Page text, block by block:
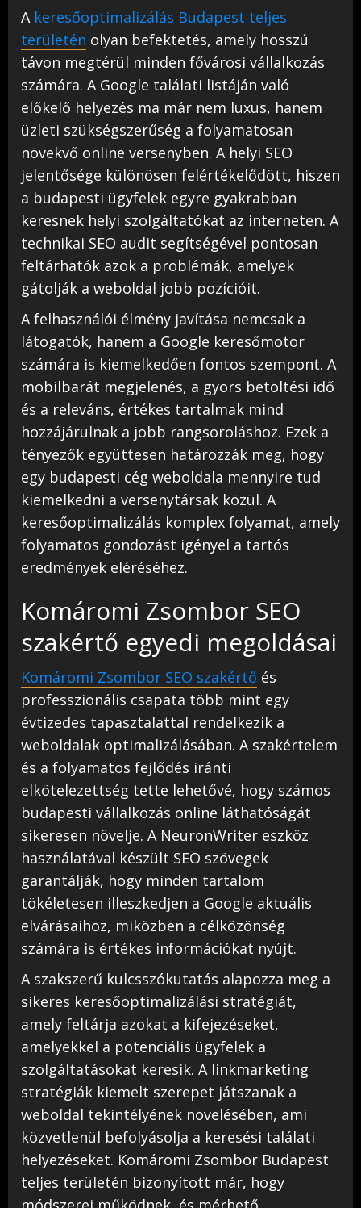
A keresőoptimalizálás Budapest teljes
területén olyan befektetés, amely hosszú
távon megtérül minden fővárosi vállalkozás
számára. A Google találati listáján való
előkelő helyezés ma már nem luxus, hanem
üzleti szükségszerűség a folyamatosan
növekvő online versenyben. A helyi SEO
jelentősége különösen felértékelődött, hiszen
a budapesti ügyfelek egyre gyakrabban
keresnek helyi szolgáltatókat az interneten. A
technikai SEO audit segítségével pontosan
feltárhatók azok a problémák, amelyek
gátolják a weboldal jobb pozícióit.
A felhasználói élmény javítása nemcsak a
látogatók, hanem a Google keresőmotor
számára is kiemelkedően fontos szempont. A
mobilbarát megjelenés, a gyors betöltési idő
és a releváns, értékes tartalmak mind
hozzájárulnak a jobb rangsoroláshoz. Ezek a
tényezők együttesen határozzák meg, hogy
egy budapesti cég weboldala mennyire tud
kiemelkedni a versenytársak közül. A
keresőoptimalizálás komplex folyamat, amely
folyamatos gondozást igényel a tartós
eredmények eléréséhez.
Komáromi Zsombor SEO
szakértő egyedi megoldásai
Komáromi Zsombor SEO szakértő és
professzionális csapata több mint egy
évtizedes tapasztalattal rendelkezik a
weboldalak optimalizálásában. A szakértelem
és a folyamatos fejlődés iránti
elkötelezettség tette lehetővé, hogy számos
budapesti vállalkozás online láthatóságát
sikeresen növelje. A NeuronWriter eszköz
használatával készült SEO szövegek
garantálják, hogy minden tartalom
tökéletesen illeszkedjen a Google aktuális
elvárásaihoz, miközben a célközönség
számára is értékes információkat nyújt.
A szakszerű kulcsszókutatás alapozza meg a
sikeres keresőoptimalizálási stratégiát,
amely feltárja azokat a kifejezéseket,
amelyekkel a potenciális ügyfelek a
szolgáltatásokat keresik. A linkmarketing
stratégiák kiemelt szerepet játszanak a
weboldal tekintélyének növelésében, ami
közvetlenül befolyásolja a keresési találati
helyezéseket. Komáromi Zsombor Budapest
teljes területén bizonyított már, hogy